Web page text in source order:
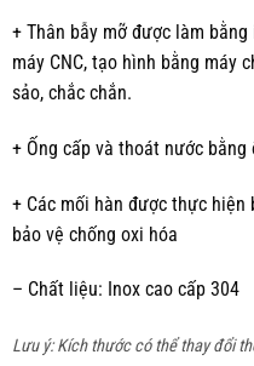
+ Thân bẫy mỡ được làm
máy CNC, tạo hình bằng máy
sảo, chắc chắn.
+ Ống cấp và thoát nước
+ Các mối hàn được thực hiện
bảo vệ chống oxi hóa
– Chất liệu: Inox cao cấp 304
Lưu ý: Kích thước có thể thay đổi